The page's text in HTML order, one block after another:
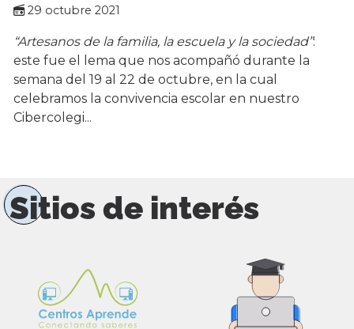
29 octubre 2021
“Artesanos de la familia, la escuela y la sociedad”:
este fue el lema que nos acompañó durante la
semana del 19 al 22 de octubre, en la cual
celebramos la convivencia escolar en nuestro
Cibercolegi...
Sitios de interés